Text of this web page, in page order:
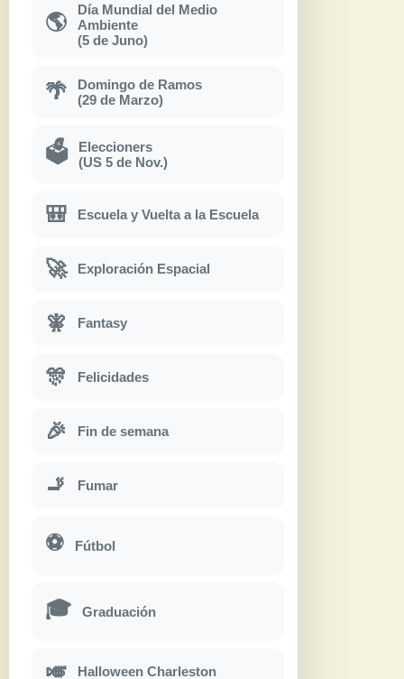
🌎
Día Mundial del Medio
Ambiente
(5 de Juno)
🌴
Domingo de Ramos
(29 de Marzo)
🗳
Eleccioners
(US 5 de Nov.)
🎒 Escuela y Vuelta a la Escuela
🚀 Exploración Espacial
🧚 Fantasy
🎊 Felicidades
🎉 Fin de semana
🚬 Fumar
⚽ Fútbol
🎓 Graduación
🎺 Halloween Charleston